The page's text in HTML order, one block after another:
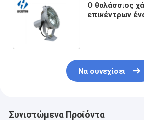
Ο θαλάσσιος
επικέντρων
Να συνεχίσει
Συνιστώμενα Προϊόντα